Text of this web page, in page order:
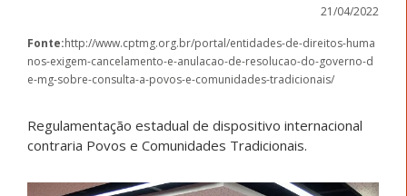
21/04/2022
Fonte:http://www.cptmg.org.br/portal/entidades-de-direitos-huma
nos-exigem-cancelamento-e-anulacao-de-resolucao-do-governo-d
e-mg-sobre-consulta-a-povos-e-comunidades-tradicionais/
Regulamentação estadual de dispositivo internacional
contraria Povos e Comunidades Tradicionais.